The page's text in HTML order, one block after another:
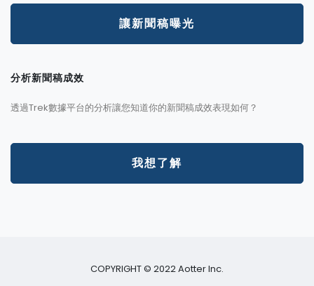
讓新聞稿曝光
分析新聞稿成效
透過Trek數據平台的分析讓您知道你的新聞稿成效表現如何？
我想了解
COPYRIGHT © 2022 Aotter Inc.